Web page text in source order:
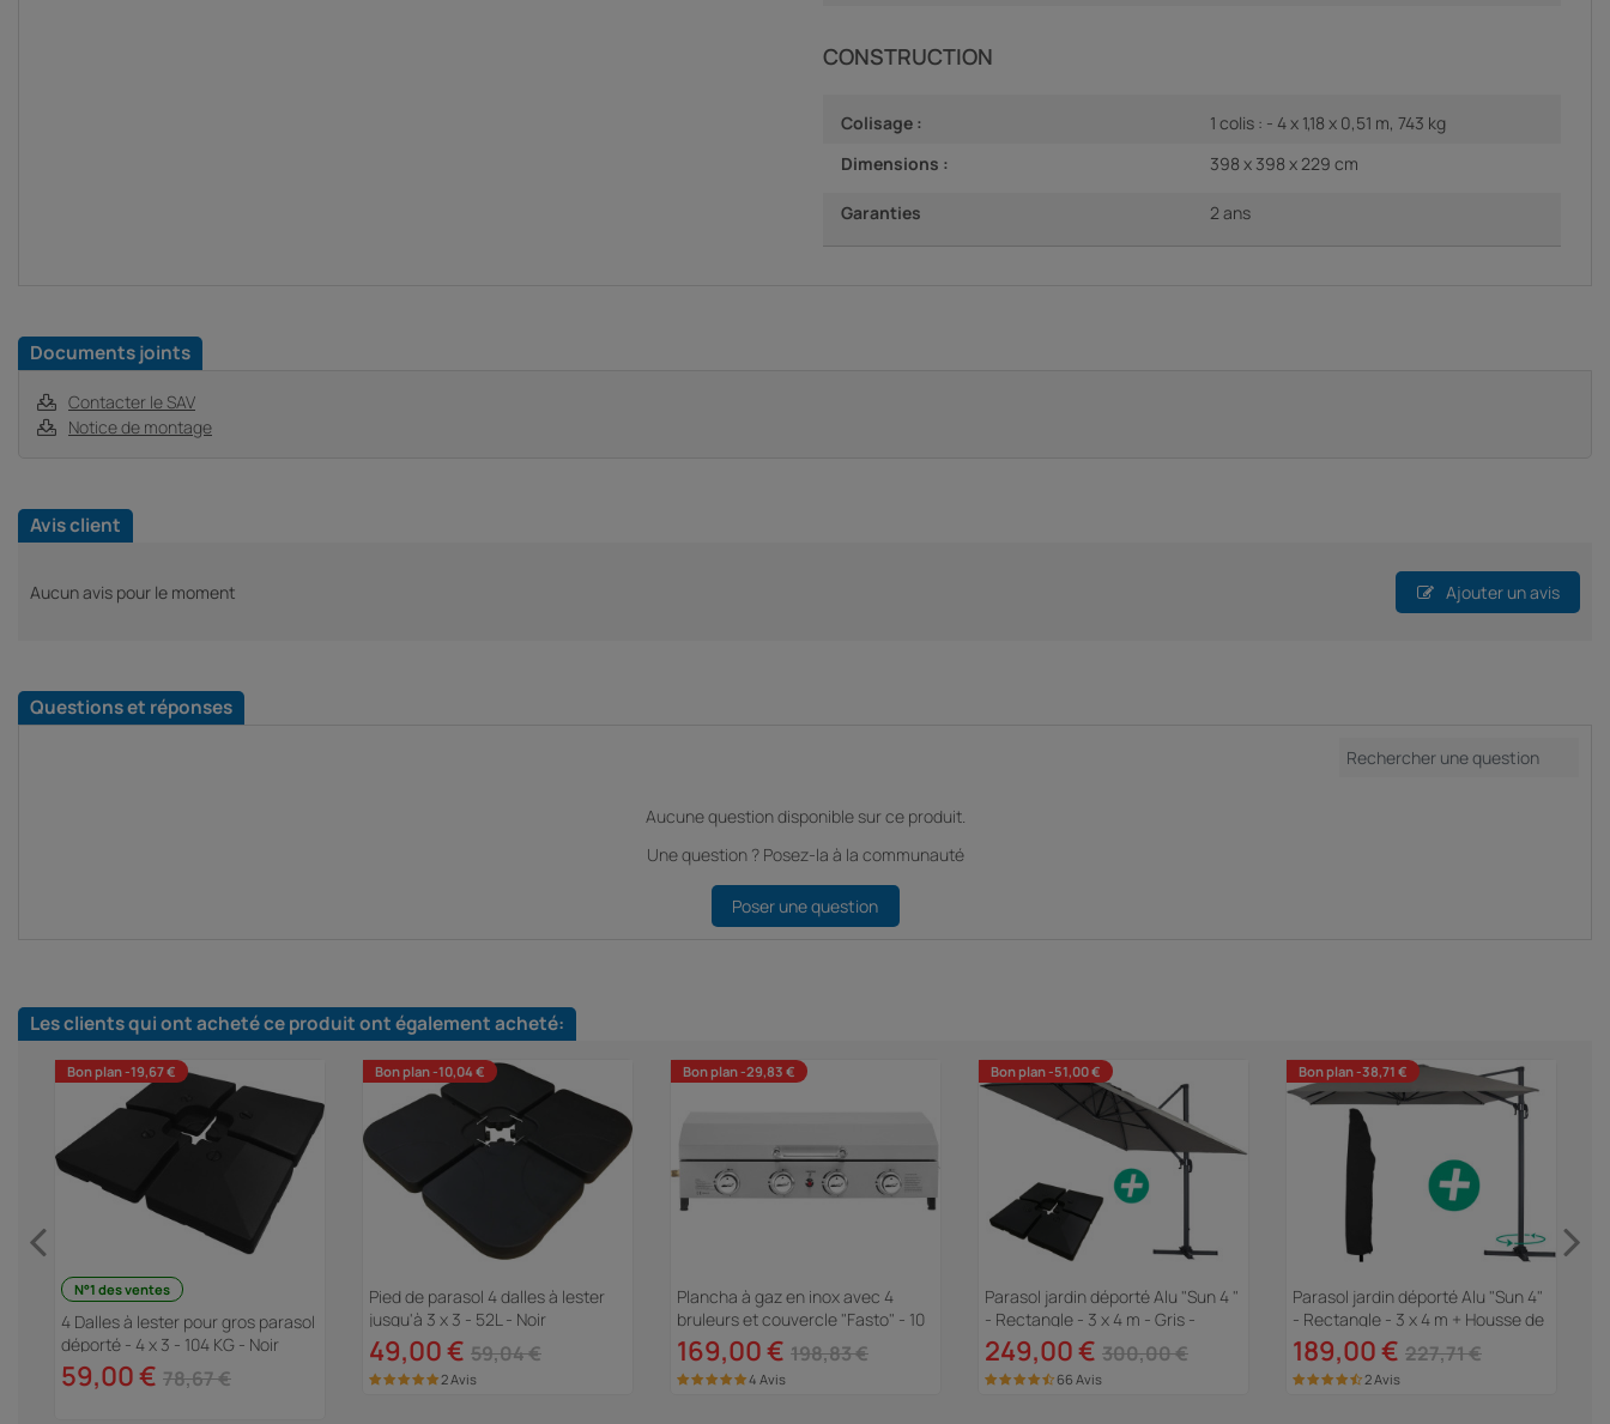
CONSTRUCTION
Colisage :
1 colis : - 4 x 1,18 x 0,51 m, 743 kg
Dimensions :
398 x 398 x 229 cm
Garanties 2 ans
Documents joints
Contacter le SAV
Notice de montage
Avis client
Aucun avis pour le moment Ajouter un avis
Questions et réponses
Aucune question disponible sur ce produit.
Une question ? Posez-la à la communauté
Poser une question
Les clients qui ont acheté ce produit ont également acheté:
Bon plan -19,67 €
N°1 des ventes
4 Dalles à lester pour gros parasol
déporté - 4 x 3 - 104 KG - Noir
59,00 € 78,67 €
Bon plan -10,04 €
Pied de parasol 4 dalles à lester
jusqu'à 3 x 3 - 52L - Noir
49,00 € 59,04 €
2 Avis
Bon plan -29,83 €
Plancha à gaz en inox avec 4
bruleurs et couvercle "Fasto" - 10
kw - Gris
169,00 € 198,83 €
4 Avis
Bon plan -51,00 €
Parasol jardin déporté Alu "Sun 4 "
- Rectangle - 3 x 4 m - Gris -
Dalles à lester incluses
249,00 € 300,00 €
66 Avis
Bon plan -38,71 €
Parasol jardin déporté Alu "Sun 4"
- Rectangle - 3 x 4 m + Housse de
protection - Gris
189,00 € 227,71 €
2 Avis